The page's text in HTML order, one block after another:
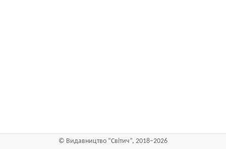
© Видавництво “Світич”, 2018–2026